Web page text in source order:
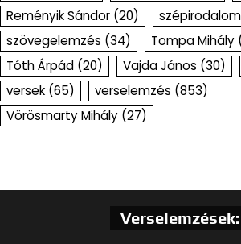
Reményik Sándor (20) szépirodalom
szövegelemzés (34) Tompa Mihály
Tóth Árpád (20) Vajda János (30)
versek (65) verselemzés (853)
Vörösmarty Mihály (27)
Verselemzések: